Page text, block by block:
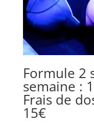
Formule 2
semaine :
Frais de
15€